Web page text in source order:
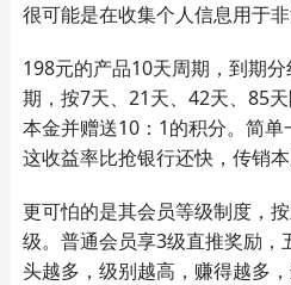
很可能是在收集个人信息用于非
198元的产品10天周期，到期
期，按7天、21天、42天、85
本金并赠送10：1的积分。简单
这收益率比抢银行还快，传销本
更可怕的是其会员等级制度，
级。普通会员享3级直推奖励，
头越多，级别越高，赚得越多